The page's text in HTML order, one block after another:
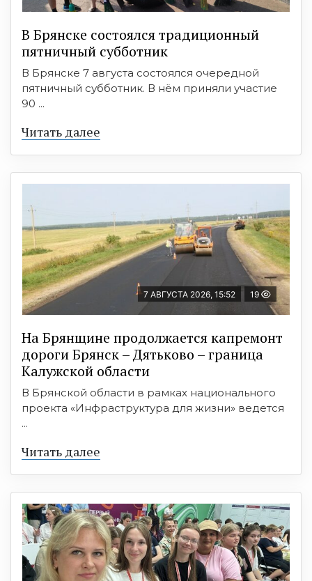
В Брянске состоялся традиционный
пятничный субботник
В Брянске 7 августа состоялся очередной
пятничный субботник. В нём приняли участие
90 ...
Читать далее
7 АВГУСТА 2026, 15:52 19
На Брянщине продолжается капремонт
дороги Брянск – Дятьково – граница
Калужской области
В Брянской области в рамках национального
проекта «Инфраструктура для жизни» ведется
...
Читать далее